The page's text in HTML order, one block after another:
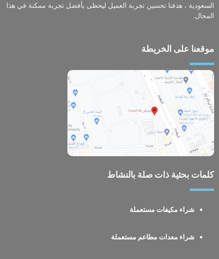
السعودية ، هدفنا تحسين تجربة العميل ليحظى بأفضل تجربة ممكنة في هذا
المجال.
موقعنا على الخريطة
كلمات بحثية ذات صلة بالنشاط
شراء مكيفات مستعملة
شراء معدات مطاعم مستعملة